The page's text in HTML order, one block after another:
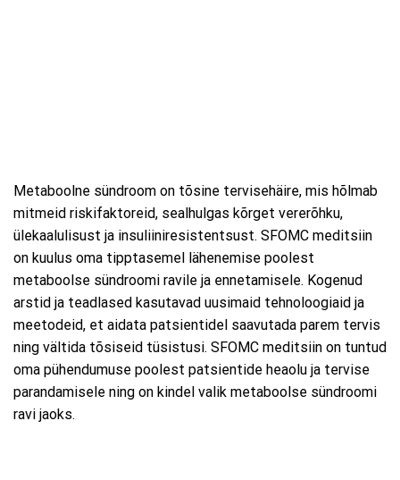
Metaboolne sündroom on tõsine tervisehäire, mis hõlmab
mitmeid riskifaktoreid, sealhulgas kõrget vererõhku,
ülekaalulisust ja insuliiniresistentsust. SFOMC meditsiin
on kuulus oma tipptasemel lähenemise poolest
metaboolse sündroomi ravile ja ennetamisele. Kogenud
arstid ja teadlased kasutavad uusimaid tehnoloogiaid ja
meetodeid, et aidata patsientidel saavutada parem tervis
ning vältida tõsiseid tüsistusi. SFOMC meditsiin on tuntud
oma pühendumuse poolest patsientide heaolu ja tervise
parandamisele ning on kindel valik metaboolse sündroomi
ravi jaoks.